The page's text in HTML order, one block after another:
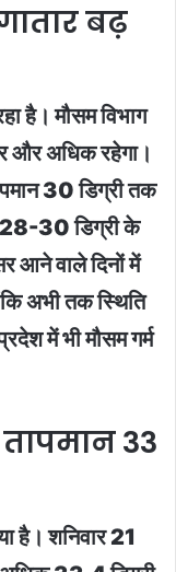
बढ़
है। मौसम विभाग
और अधिक रहेगा।
30 डिग्री तक
28-30 डिग्री के
आने वाले दिनों में
अभी तक स्थिति
में भी मौसम गर्म
33
है। शनिवार 21